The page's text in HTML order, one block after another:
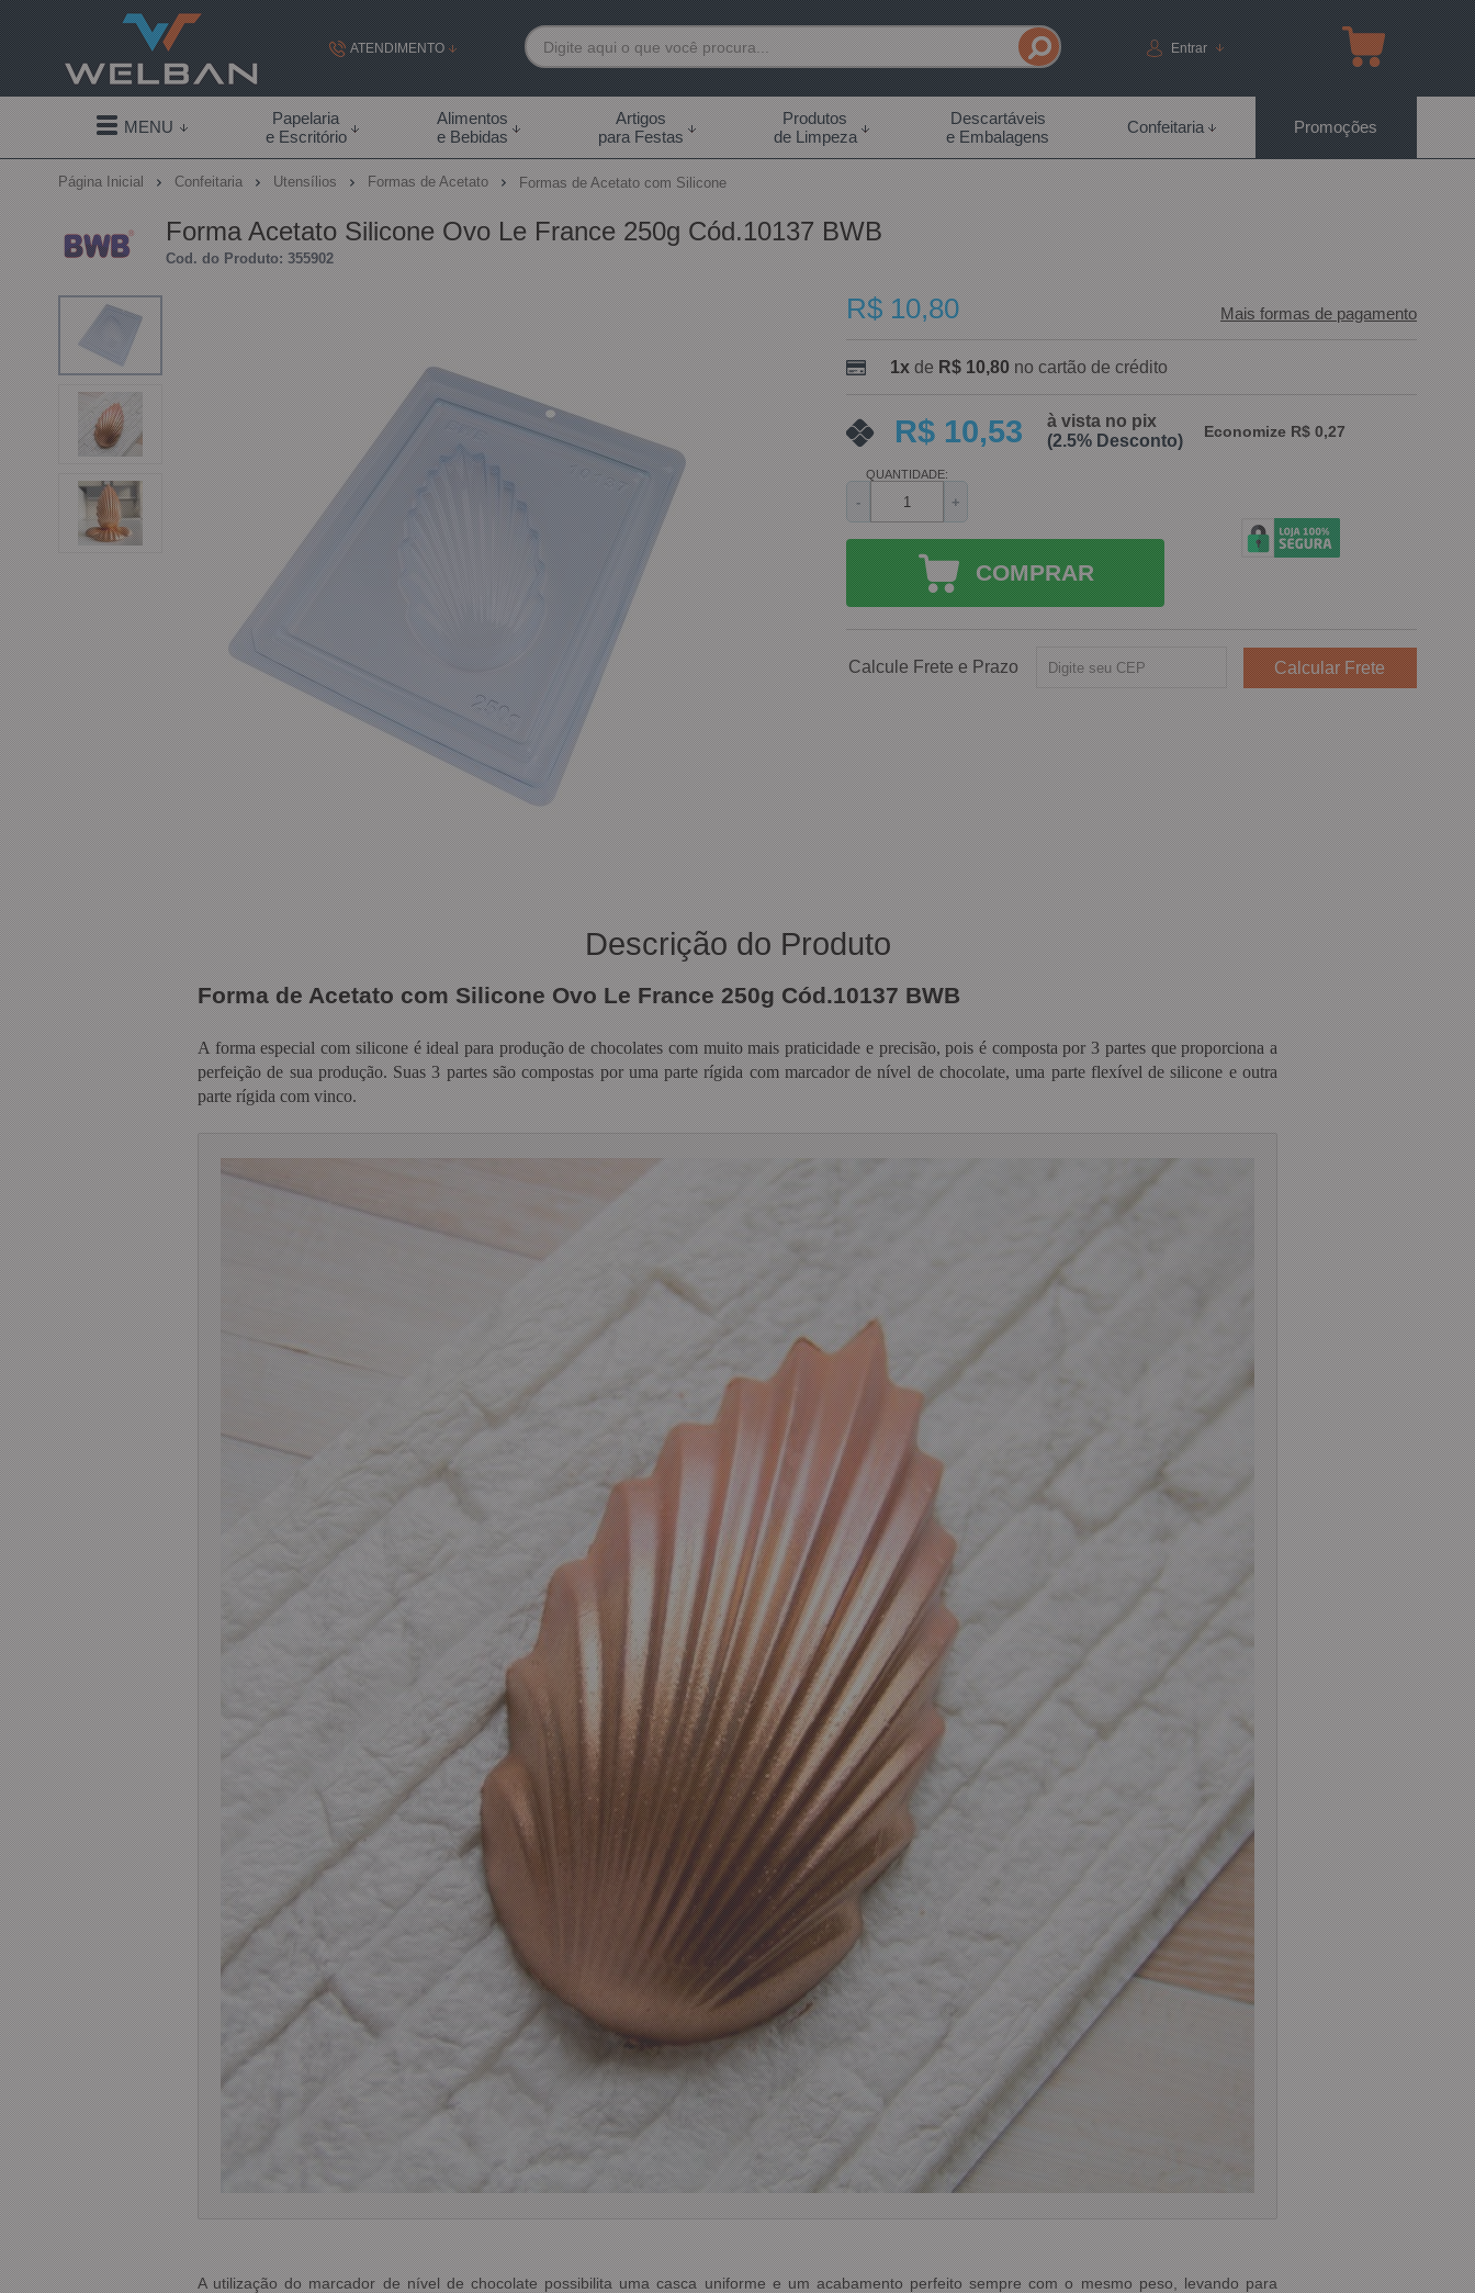
ATENDIMENTO
(19) 99855-7892
(19) 99855-7892
contato@welban.com.br
Segunda à sexta - 08:30h às 18:00h Sábados -
09:00h às 14:00h
Entrar
MENU
Papelaria
e Escritório
Alimentos
e Bebidas
Artigos
para Festas
Produtos
de Limpeza
Descartáveis
e Embalagens
Confeitaria Promoções
Página Inicial Confeitaria Utensílios Formas de Acetato Formas de Acetato com Silicone
Forma Acetato Silicone Ovo Le France 250g Cód.10137 BWB
Cod. do Produto: 355902
R$ 10,80 Mais formas de pagamento
1xdeR$ 10,80 no cartão de crédito
R$ 10,53
à vista no pix
(2.5% Desconto)
Economize R$ 0,27
QUANTIDADE:
- +
COMPRAR
Calcule Frete e Prazo
Descrição do Produto
Forma de Acetato com Silicone Ovo Le France 250g Cód.10137 BWB
A forma especial com silicone é ideal para produção de chocolates com muito mais praticidade e precisão, pois é composta por 3 partes que proporciona a
perfeição de sua produção. Suas 3 partes são compostas por uma parte rígida com marcador de nível de chocolate, uma parte flexível de silicone e outra
parte rígida com vinco.
A utilização do marcador de nível de chocolate possibilita uma casca uniforme e um acabamento perfeito sempre com o mesmo peso, levando para